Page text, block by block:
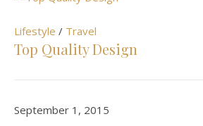
Lifestyle / Travel
Top Quality Design
September 1, 2015